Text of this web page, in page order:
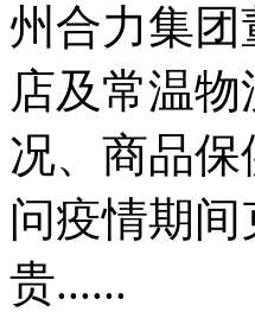
州合力集
店及常温
况、商品
问疫情期
贵......